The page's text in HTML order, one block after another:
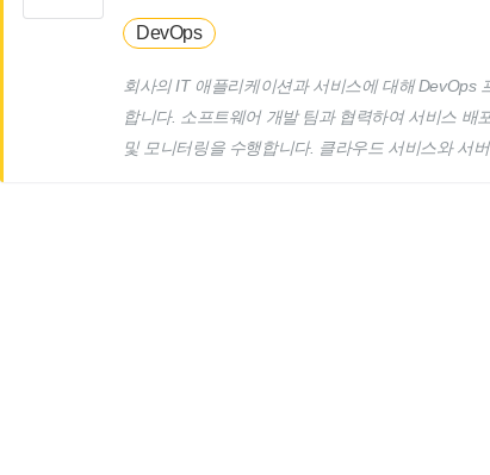
DevOps
회사의 IT 애플리케이션과 서비스에 대해 DevOps
합니다. 소프트웨어 개발 팀과 협력하여 서비스
및 모니터링을 수행합니다. 클라우드 서비스와 서